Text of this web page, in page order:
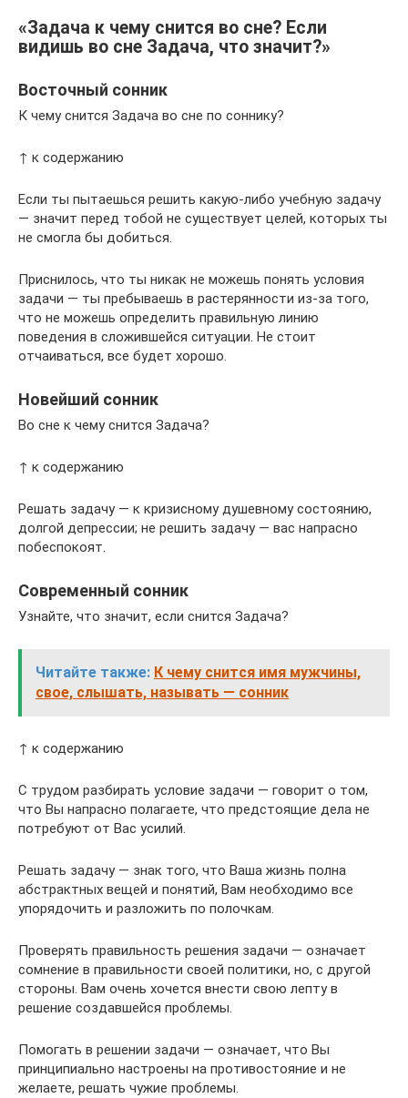
«Задача к чему снится во сне? Если
видишь во сне Задача, что значит?»
Восточный сонник
К чему снится Задача во сне по соннику?
↑ к содержанию
Если ты пытаешься решить какую-либо учебную задачу
— значит перед тобой не существует целей, которых ты
не смогла бы добиться.
Приснилось, что ты никак не можешь понять условия
задачи — ты пребываешь в растерянности из-за того,
что не можешь определить правильную линию
поведения в сложившейся ситуации. Не стоит
отчаиваться, все будет хорошо.
Новейший сонник
Во сне к чему снится Задача?
↑ к содержанию
Решать задачу — к кризисному душевному состоянию,
долгой депрессии; не решить задачу — вас напрасно
побеспокоят.
Современный сонник
Узнайте, что значит, если снится Задача?
Читайте также: К чему снится имя мужчины,
свое, слышать, называть — сонник
↑ к содержанию
С трудом разбирать условие задачи — говорит о том,
что Вы напрасно полагаете, что предстоящие дела не
потребуют от Вас усилий.
Решать задачу — знак того, что Ваша жизнь полна
абстрактных вещей и понятий, Вам необходимо все
упорядочить и разложить по полочкам.
Проверять правильность решения задачи — означает
сомнение в правильности своей политики, но, с другой
стороны. Вам очень хочется внести свою лепту в
решение создавшейся проблемы.
Помогать в решении задачи — означает, что Вы
принципиально настроены на противостояние и не
желаете, решать чужие проблемы.